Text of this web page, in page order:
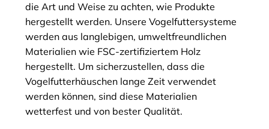
die Art und Weise zu achten, wie Produkte
hergestellt werden. Unsere Vogelfuttersysteme
werden aus langlebigen, umweltfreundlichen
Materialien wie FSC-zertifiziertem Holz
hergestellt. Um sicherzustellen, dass die
Vogelfutterhäuschen lange Zeit verwendet
werden können, sind diese Materialien
wetterfest und von bester Qualität.